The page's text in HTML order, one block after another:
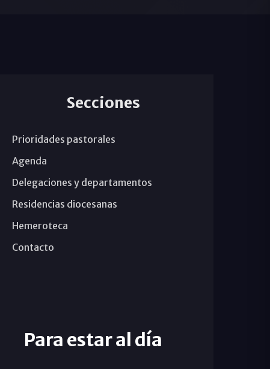
Secciones
Prioridades pastorales
Agenda
Delegaciones y departamentos
Residencias diocesanas
Hemeroteca
Contacto
Para estar al día